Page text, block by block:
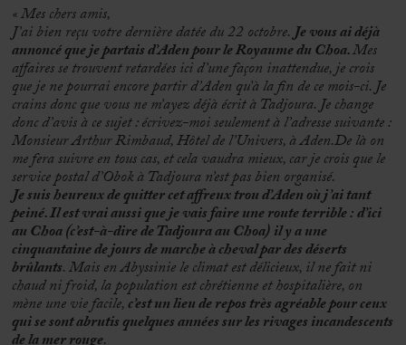
« Mes chers amis,
J’ai bien reçu votre dernière datée du 22 octobre.Je vous ai déjà
annoncé que je partais d’Aden pour le Royaume du Choa.Mes
affaires se trouvent retardées ici d’une façon inattendue, je crois
que je ne pourrai encore partir d’Aden qu’à la fin de ce mois-ci. Je
crains donc que vous ne m’ayez déjà écrit à Tadjoura. Je change
donc d’avis à ce sujet : écrivez-moi seulement à l’adresse suivante :
Monsieur Arthur Rimbaud, Hôtel de l’Univers, à Aden.De là on
me fera suivre en tous cas, et cela vaudra mieux, car je crois que le
service postal d’Obok à Tadjoura n’est pas bien organisé.
Je suis heureux de quitter cet affreux trou d’Aden où j’ai tant
peiné. Il est vrai aussi que je vais faire une route terrible :d’ici
au Choa(c’est-à-dire de Tadjoura au Choa)il y a une
cinquantaine de jours de marche à cheval par des déserts
brûlants. Mais en Abyssinie le climat est délicieux, il ne fait ni
chaud ni froid, la population est chrétienne et hospitalière, on
mène une vie facile,c’est un lieu de repos très agréable pour ceux
qui se sont abrutis quelques années sur les rivages incandescents